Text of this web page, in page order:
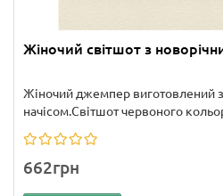
Жіночий світшот з
Жіночий джемпер виготовлений
начісом.Світшот червоного
662грн